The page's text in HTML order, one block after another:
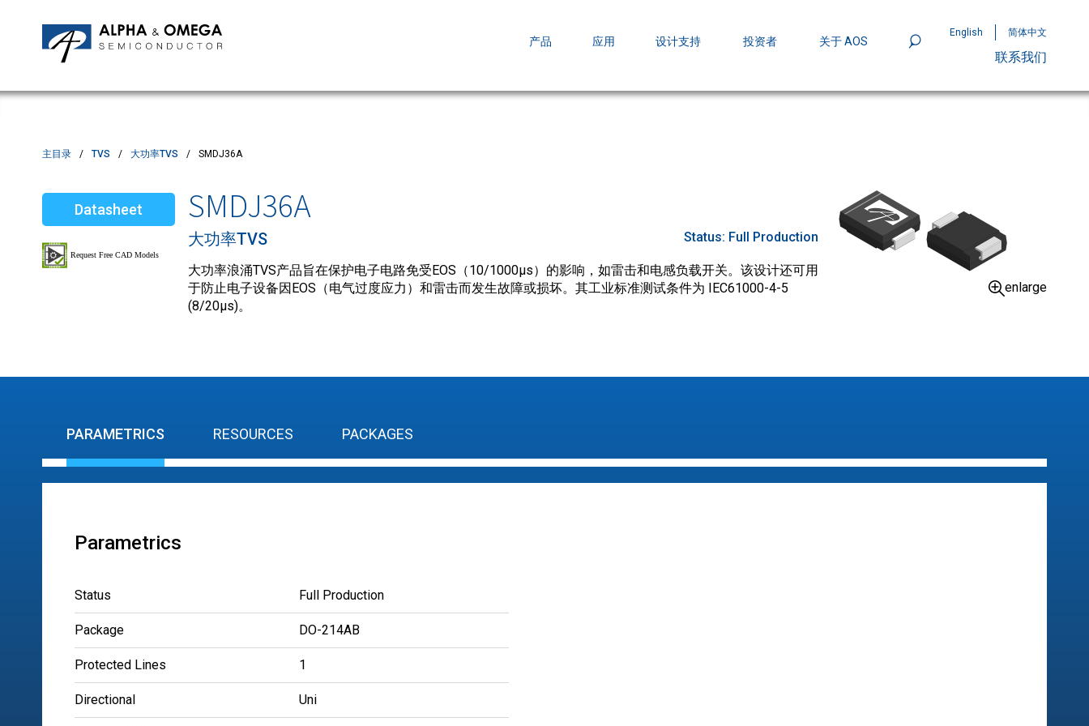
产品 应用 设计支持 投资者 关于 AOS
English 简体中文
联系我们
MOSFETs
Motor Control MCU's
TVS
AOS发布 AmpStack™ 封装：MOSFET 功率密度实现
质量与可靠性
客户满意度调查
主目录 TVS 大功率TVS SMDJ36A
Datasheet SMDJ36A
大功率TVS Status: Full Production
大功率浪涌TVS产品旨在保护电子电路免受EOS（10/1000µs）的影响，如雷击和电感负载开关。该设计还可用
于防止电子设备因EOS（电气过度应力）和雷击而发生故障或损坏。其工业标准测试条件为 IEC61000-4-5
(8/20µs)。
enlarge
PARAMETRICS RESOURCES PACKAGES
Parametrics
Status Full Production
Package DO-214AB
Protected Lines 1
Directional Uni